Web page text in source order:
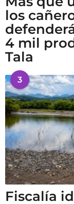
los
4 mil
Tala
3
Fiscalía